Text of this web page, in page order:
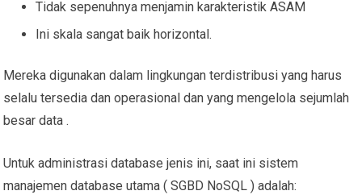
Tidak sepenuhnya menjamin karakteristik ASAM
Ini skala sangat baik horizontal.
Mereka digunakan dalam lingkungan terdistribusi yang harus
selalu tersedia dan operasional dan yang mengelola sejumlah
besar data .
Untuk administrasi database jenis ini, saat ini sistem
manajemen database utama ( SGBD NoSQL ) adalah: